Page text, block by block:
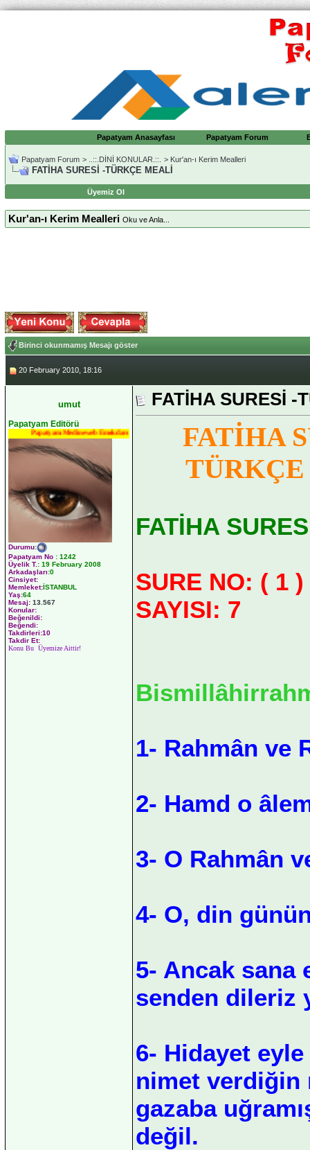
Papatyam Anasayfası Papatyam Forum
Papatyam Forum > ..::.DİNİ KONULAR.::. > Kur'an-ı Kerim Mealleri
FATİHA SURESİ -TÜRKÇE MEALİ
Üyemiz Ol
Kur'an-ı Kerim Mealleri Oku ve Anla...
Birinci okunmamış Mesajı göster
20 February 2010, 18:16
umut
Papatyam Editörü
Papatyam Medineweb Emekdarı
Durumu:
Papatyam No : 1242
Üyelik T.: 19 February 2008
Arkadaşları:0
Cinsiyet:
Memleket:İSTANBUL
Yaş:64
Mesaj: 13.567
Konular:
Beğenildi:
Beğendi:
Takdirleri:10
Takdir Et:
Konu Bu Üyemize Aittir!
FATİHA SURESİ -
FATİHA
FATİHA
SURE NO: ( 1 )
SAYISI: 7
1- Rahmân ve
2- Hamd o
3- O Rahmân
4- O, din
5- Ancak sana
senden dileriz
6- Hidayet
nimet verdiğin
gazaba
değil.